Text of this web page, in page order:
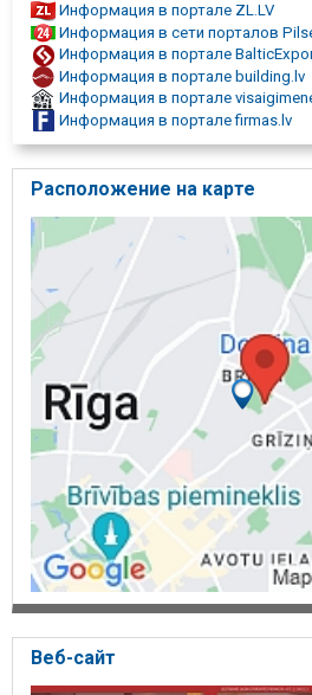
Информация в портале ZL.LV
Информация в сети порталов
Информация в портале
Информация в портале building.lv
Информация в портале
Информация в портале firmas.lv
Расположение на карте
Веб-сайт